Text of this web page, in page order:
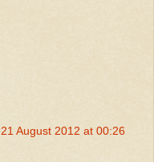
21 August 2012 at 00:26